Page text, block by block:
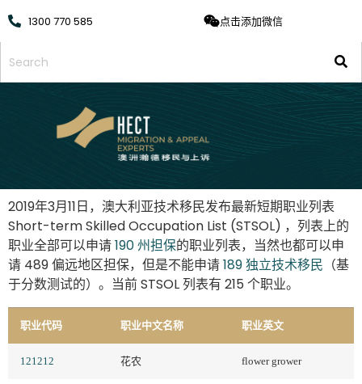
1300 770 585 点击添加微信
2019年3月11日，澳大利亚技术移民发布最新短期职业列表
Short-term Skilled Occupation List (STSOL) ，列表上的
职业全部可以申请190 州担保的职业列表，当然也都可以申
请 489 偏远地区担保，但是不能申请189 独立技术移民 （基
于分数测试的）。当前 STSOL 列表有 215 个职业。
职业代码 职业中文名称 职业英文
121212 花农 flower grower